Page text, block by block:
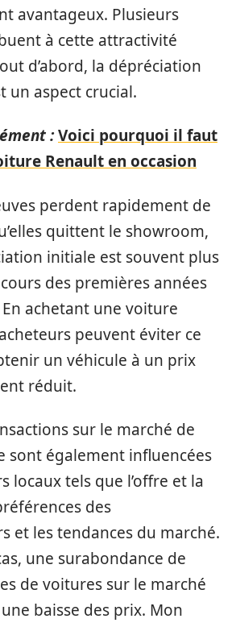
avantageux. Plusieurs
à cette attractivité
d’abord, la dépréciation
un aspect crucial.
:Voici pourquoi il faut
Renault en occasion
perdent rapidement de
quittent le showroom,
initiale est souvent plus
des premières années
achetant une voiture
peuvent éviter ce
un véhicule à un prix
réduit.
sur le marché de
sont également influencées
locaux tels que l’offre et la
des
et les tendances du marché.
une surabondance de
de voitures sur le marché
baisse des prix. Mon